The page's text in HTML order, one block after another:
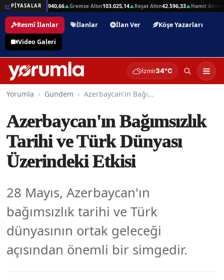
PİYASALAR
▲Beşli Altın207.940,66▲Gremse Altın103.025,14▲Reşat Altın42.596,33▲Hamit Altın
Resmî İlanlar İlanlar İlan Ver
Köşe Yazarları
Video Galeri
İzmir34°C
Yorumla Gündem Azerbaycan'ın Bağımsızlık Tarihi ve Türk Dünyası Üzerindeki Etkisi
Azerbaycan'ın Bağımsızlık
Tarihi ve Türk Dünyası
Üzerindeki Etkisi
28 Mayıs, Azerbaycan'ın
bağımsızlık tarihi ve Türk
dünyasının ortak geleceği
açısından önemli bir simgedir.